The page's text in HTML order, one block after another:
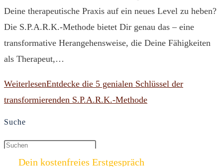
Deine therapeutische Praxis auf ein neues Level zu heben?
Die S.P.A.R.K.-Methode bietet Dir genau das – eine
transformative Herangehensweise, die Deine Fähigkeiten
als Therapeut,…
WeiterlesenEntdecke die 5 genialen Schlüssel der
transformierenden S.P.A.R.K.-Methode
Suche
Dein kostenfreies Erstgespräch